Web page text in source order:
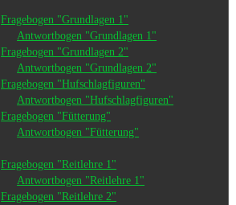
Fragebogen "Grundlagen 1"
Antwortbogen "Grundlagen 1"
Fragebogen "Grundlagen 2"
Antwortbogen "Grundlagen 2"
Fragebogen "Hufschlagfiguren"
Antwortbogen "Hufschlagfiguren"
Fragebogen "Fütterung"
Antwortbogen "Fütterung"
Fragebogen "Reitlehre 1"
Antwortbogen "Reitlehre 1"
Fragebogen "Reitlehre 2"